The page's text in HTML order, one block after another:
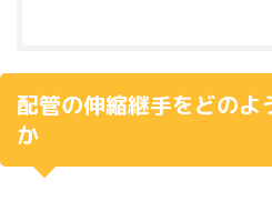
配管の伸縮継手をどのよ
か